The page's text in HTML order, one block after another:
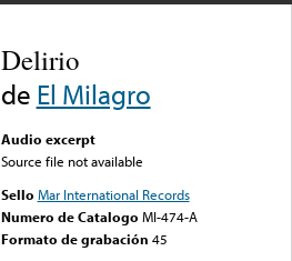
Delirio
de El Milagro
Audio excerpt
Source file not available
Sello Mar International Records
Numero de Catalogo MI-474-A
Formato de grabación 45